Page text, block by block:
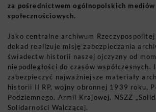
za pośrednictwem ogólnopolskich
społecznościowych.
Jako centralne archiwum
dekad realizuje misję zabezpieczania
świadectw historii naszej ojczyzny od
niepodległości do czasów współczesnych.
zabezpieczyć najważniejsze materiały
historii II RP, wojny obronnej 1939 roku,
Podziemnego, Armii Krajowej, NSZZ
Solidarności Walczącej.